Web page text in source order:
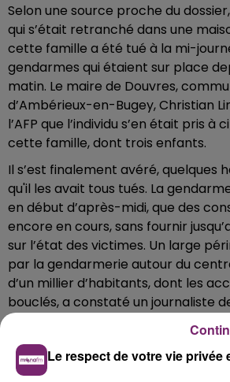
Selon une source proche du
qui s’était retranché dans une
cette famille a été tué à la mi-
gendarmes qui étaient sur place
matin. Le maire de Douvres,
d’Ambérieux-en-Bugey, Christian
l’AFP que l’individu s’en était pris à
cette famille, dont trois enfants.
Il s’est finalement avéré, quelques
qu'il les avait tous tués. La
en début d’après-midi, que des
encore en cours, sans fournir
sur l’état des victimes. Un large
par la gendarmerie autour du
d’un millier d’habitants, dont les
bouclés, a constaté un journaliste de
Le respect de votre vie privée